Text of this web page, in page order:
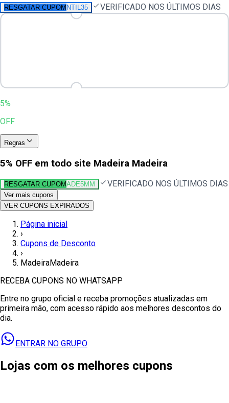
RESGATAR CUPOM NTIL35 VERIFICADO NOS ÚLTIMOS DIAS
5%
OFF
Regras
5% OFF em todo site Madeira Madeira
RESGATAR CUPOMADE5MM VERIFICADO NOS ÚLTIMOS DIAS
Ver mais cupons
VER CUPONS EXPIRADOS
Página inicial
›
Cupons de Desconto
›
MadeiraMadeira
RECEBA CUPONS NO WHATSAPP
Entre no grupo oficial e receba promoções atualizadas em
primeira mão, com acesso rápido aos melhores descontos do
dia.
ENTRAR NO GRUPO
Lojas com os melhores cupons